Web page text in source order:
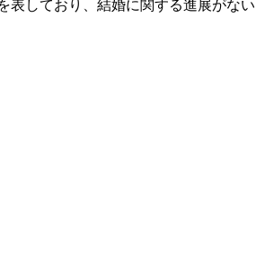
表しており、結婚に関する進展がない